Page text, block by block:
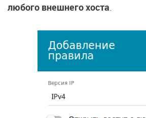
любого внешнего хоста